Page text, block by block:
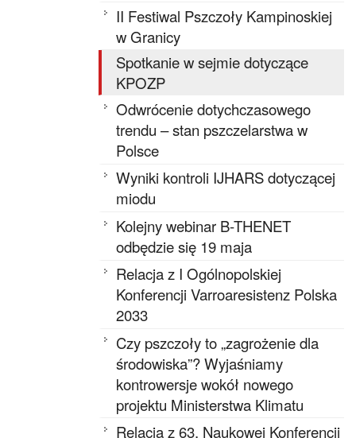
II Festiwal Pszczoły Kampinoskiej
w Granicy
Spotkanie w sejmie dotyczące
KPOZP
Odwrócenie dotychczasowego
trendu – stan pszczelarstwa w
Polsce
Wyniki kontroli IJHARS dotyczącej
miodu
Kolejny webinar B-THENET
odbędzie się 19 maja
Relacja z I Ogólnopolskiej
Konferencji Varroaresistenz Polska
2033
Czy pszczoły to „zagrożenie dla
środowiska”? Wyjaśniamy
kontrowersje wokół nowego
projektu Ministerstwa Klimatu
Relacja z 63. Naukowej Konferencji